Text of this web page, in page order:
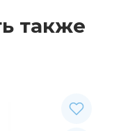
также